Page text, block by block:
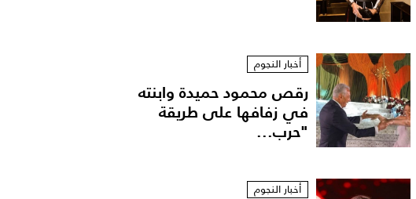
باندي باطلالة من شانيل أخبار النجوم
رقص محمود حميدة وابنته
في زفافها على طريقة
"حرب...
أخبار النجوم